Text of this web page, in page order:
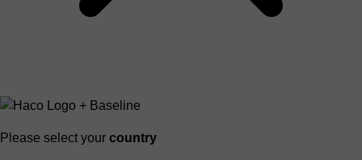
Please select your country